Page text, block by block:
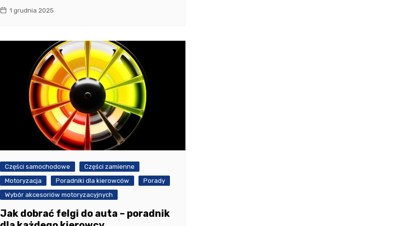
1 grudnia 2025
Części samochodowe
Części zamienne
Motoryzacja
Poradniki dla kierowców
Porady
Wybór akcesoriów motoryzacyjnych
Jak dobrać felgi do auta – poradnik